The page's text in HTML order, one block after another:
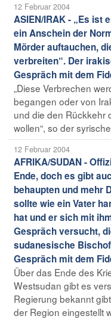
12 Februar 2004
ASIEN/IRAK - „Es ist
ein Anschein der
Mörder auftauchen,
verbreiten“. Der
Gespräch mit dem
„Diese Verbrechen
begangen oder von
und die den Rückkehr
wollen“, so der
12 Februar 2004
AFRIKA/SUDAN -
Ende, doch es gibt
behaupten und mehr
sollte wie ein Vater
hat und er sich mit
Gespräch versucht,
sudanesische
Gespräch mit dem
Über das Ende des
Westsudan gibt es
Regierung bekannt
der Region eingestellt